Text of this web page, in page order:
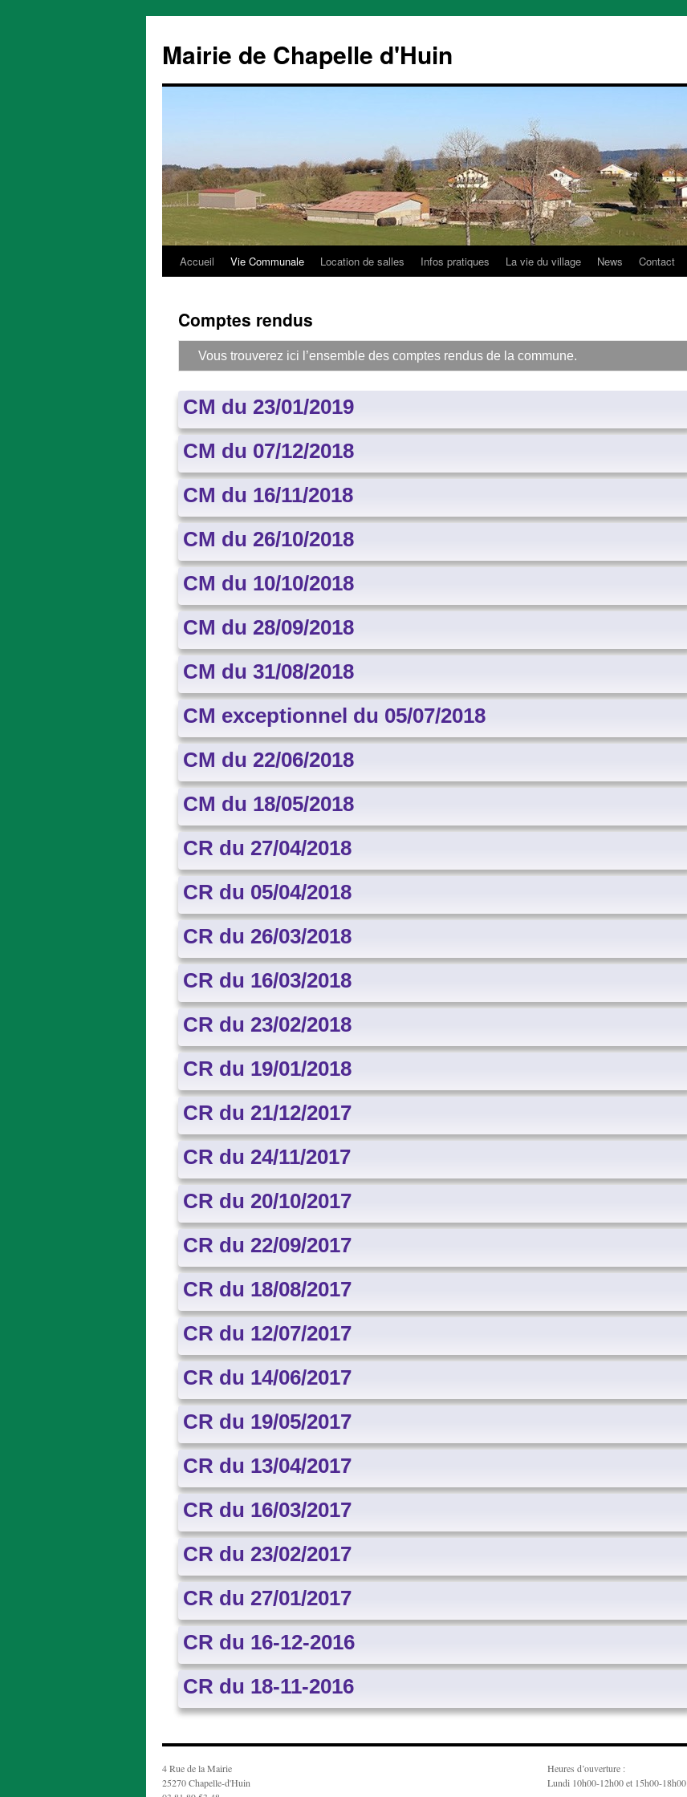
Mairie de Chapelle d'Huin
Aller
contenu
Accueil Vie Communale Location de salles Infos pratiques La vie du village News Contact
Comptes rendus
Vous trouverez ici l’ensemble des comptes rendus de la commune.
CM du 23/01/2019
CM du 07/12/2018
CM du 16/11/2018
CM du 26/10/2018
CM du 10/10/2018
CM du 28/09/2018
CM du 31/08/2018
CM exceptionnel du 05/07/2018
CM du 22/06/2018
CM du 18/05/2018
CR du 27/04/2018
CR du 05/04/2018
CR du 26/03/2018
CR du 16/03/2018
CR du 23/02/2018
CR du 19/01/2018
CR du 21/12/2017
CR du 24/11/2017
CR du 20/10/2017
CR du 22/09/2017
CR du 18/08/2017
CR du 12/07/2017
CR du 14/06/2017
CR du 19/05/2017
CR du 13/04/2017
CR du 16/03/2017
CR du 23/02/2017
CR du 27/01/2017
CR du 16-12-2016
CR du 18-11-2016
4 Rue de la Mairie
25270 Chapelle-d'Huin
Heures d’ouverture :
Lundi 10h00-12h00 et 15h00-18h00